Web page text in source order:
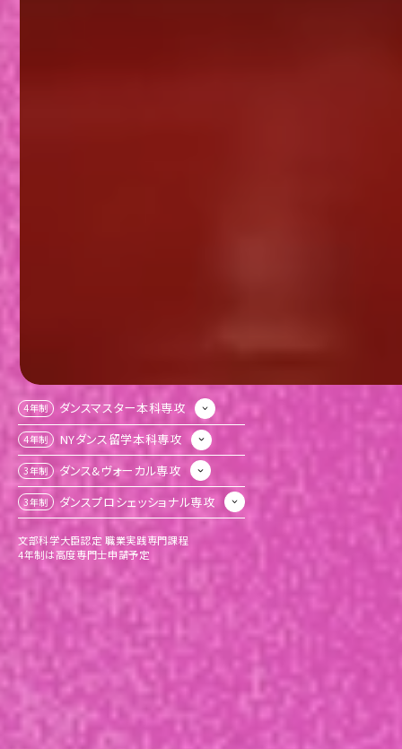
4年制 ダンスマスター本科専攻
4年制 NYダンス留学本科専攻
3年制 ダンス&ヴォーカル専攻
3年制 ダンスプロシェッショナル専攻
文部科学大臣認定 職業実践専門課程
4年制は高度専門士申請予定